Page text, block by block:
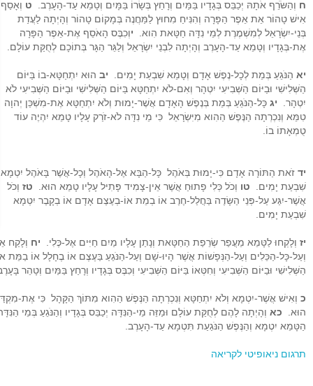
ח וְהַשֹּׂרֵף אֹתָהּ יְכַבֵּס בְּגָדָיו בַּמַּיִם וְרָחַץ בְּשָׂרוֹ בַּמָּיִם וְטָמֵא עַד-הָעָרֶב. ט וְאָסַף
אִישׁ טָהוֹר אֵת אֵפֶר הַפָּרָה וְהִנִּיחַ מִחוּץ לַמַּחֲנֶה בְּמָקוֹם טָהוֹר וְהָיְתָה לַעֲדַת
בְּנֵי-יִשְׂרָאֵל לְמִשְׁמֶרֶת לְמֵי נִדָּה חַטָּאת הִוא. יוְכִבֶּס הָאֹסֵף אֶת-אֵפֶר הַפָּרָה
אֶת-בְּגָדָיו וְטָמֵא עַד-הָעָרֶב וְהָיְתָה לִבְנֵי יִשְׂרָאֵל וְלַגֵּר הַגָּר בְּתוֹכָם לְחֻקַּת עוֹלָם.
יא הַנֹּגֵעַ בְּמֵת לְכָל-נֶפֶשׁ אָדָם וְטָמֵא שִׁבְעַת יָמִים. יב הוּא יִתְחַטָּא-בוֹ בַּיּוֹם
הַשְּׁלִישִׁי וּבַיּוֹם הַשְּׁבִיעִי יִטְהָר וְאִם-לֹא יִתְחַטָּא בַּיּוֹם הַשְּׁלִישִׁי וּבַיּוֹם הַשְּׁבִיעִי לֹא
יִטְהָר. יג כָּל-הַנֹּגֵעַ בְּמֵת בְּנֶפֶשׁ הָאָדָם אֲשֶׁר-יָמוּת וְלֹא יִתְחַטָּא אֶת-מִשְׁכַּן יְהוָה
טִמֵּא וְנִכְרְתָה הַנֶּפֶשׁ הַהִוא מִיִּשְׂרָאֵל כִּי מֵי נִדָּה לֹא-זֹרַק עָלָיו טָמֵא יִהְיֶה עוֹד
טֻמְאָתוֹ בוֹ.
יד זֹאת הַתּוֹרָה אָדָם כִּי-יָמוּת בְּאֹהֶל כָּל-הַבָּא אֶל-הָאֹהֶל וְכָל-אֲשֶׁר בָּאֹהֶל יִטְמָא
שִׁבְעַת יָמִים. טו וְכֹל כְּלִי פָתוּחַ אֲשֶׁר אֵין-צָמִיד פָּתִיל עָלָיו טָמֵא הוּא. טז וְכֹל
אֲשֶׁר-יִגַּע עַל-פְּנֵי הַשָּׂדֶה בַּחֲלַל-חֶרֶב אוֹ בְמֵת אוֹ-בְעֶצֶם אָדָם אוֹ בְקָבֶר יִטְמָא
שִׁבְעַת יָמִים.
יז וְלָקְחוּ לַטָּמֵא מֵעֲפַר שְׂרֵפַת הַחַטָּאת וְנָתַן עָלָיו מַיִם חַיִּים אֶל-כֶּלִי. יח וְלָקַח
וְעַל-כָּל-הַכֵּלִים וְעַל-הַנְּפָשׁוֹת אֲשֶׁר הָיוּ-שָׁם וְעַל-הַנֹּגֵעַ בַּעֶצֶם אוֹ בֶחָלָל אוֹ בַמֵּת
הַשְּׁלִישִׁי וּבַיּוֹם הַשְּׁבִיעִי וְחִטְּאוֹ בַּיּוֹם הַשְּׁבִיעִי וְכִבֶּס בְּגָדָיו וְרָחַץ בַּמַּיִם וְטָהֵר
כ וְאִישׁ אֲשֶׁר-יִטְמָא וְלֹא יִתְחַטָּא וְנִכְרְתָה הַנֶּפֶשׁ הַהִוא מִתּוֹךְ הַקָּהָל כִּי אֶת-
הוּא. כא וְהָיְתָה לָהֶם לְחֻקַּת עוֹלָם וּמַזֵּה מֵי-הַנִּדָּה יְכַבֵּס בְּגָדָיו וְהַנֹּגֵעַ בְּמֵי
הַטָּמֵא יִטְמָא וְהַנֶּפֶשׁ הַנֹּגַעַת תִּטְמָא עַד-הָעָרֶב.
תרגום ניאופיטי לקריאה